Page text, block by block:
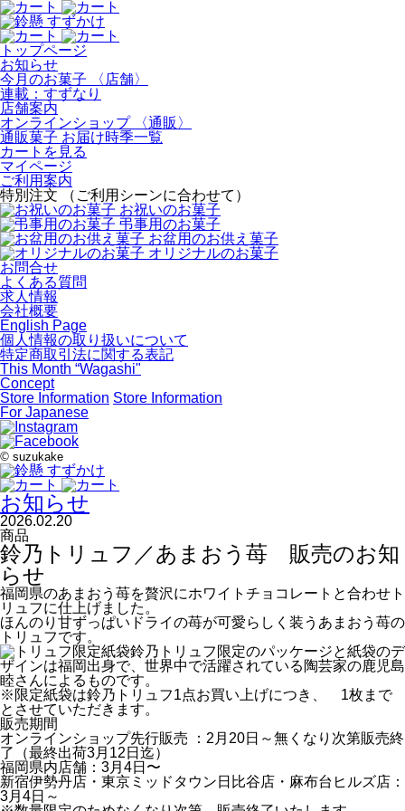
トップページ
お知らせ
今月のお菓子 〈店舗〉
連載：すずなり
店舗案内
オンラインショップ 〈通販〉
通販菓子 お届け時季一覧
カートを見る
マイページ
ご利用案内
特別注文 （ご利用シーンに合わせて）
お祝いのお菓子
弔事用のお菓子
お盆用のお供え菓子
オリジナルのお菓子
お問合せ
よくある質問
求人情報
会社概要
English Page
個人情報の取り扱いについて
特定商取引法に関する表記
This Month “Wagashi"
Concept
Store Information Store Information
For Japanese
© suzukake
お知らせ
2026.02.20
商品
鈴乃トリュフ／あまおう苺 販売のお知
らせ
福岡県のあまおう苺を贅沢にホワイトチョコレートと合わせト
リュフに仕上げました。
ほんのり甘ずっぱいドライの苺が可愛らしく装うあまおう苺の
トリュフです。
鈴乃トリュフ限定のパッケージと紙袋のデ
ザインは福岡出身で、世界中で活躍されている陶芸家の鹿児島
睦さんによるものです。
※限定紙袋は鈴乃トリュフ1点お買い上げにつき、 1枚まで
とさせていただきます。
販売期間
オンラインショップ先行販売 ：2月20日～無くなり次第販売終
了（最終出荷3月12日迄）
福岡県内店舗：3月4日〜
新宿伊勢丹店・東京ミッドタウン日比谷店・麻布台ヒルズ店：
3月4日～